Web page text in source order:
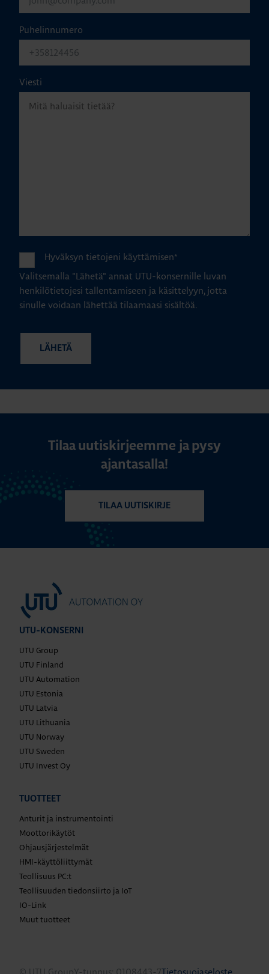
Puhelinnumero
Viesti
Hyväksyn tietojeni käyttämisen*
Valitsemalla "Lähetä" annat UTU-konsernille luvan
henkilötietojesi tallentamiseen ja käsittelyyn, jotta
sinulle voidaan lähettää tilaamaasi sisältöä.
Tilaa uutiskirjeemme ja pysy
ajantasalla!
TILAA UUTISKIRJE
UTU-KONSERNI
UTU Group
UTU Finland
UTU Automation
UTU Estonia
UTU Latvia
UTU Lithuania
UTU Norway
UTU Sweden
UTU Invest Oy
TUOTTEET
Anturit ja instrumentointi
Moottorikäytöt
Ohjausjärjestelmät
HMI-käyttöliittymät
Teollisuus PC:t
Teollisuuden tiedonsiirto ja IoT
IO-Link
Muut tuotteet